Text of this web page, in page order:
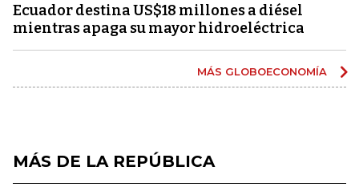
Ecuador destina US$18 millones a diésel
mientras apaga su mayor hidroeléctrica
MÁS GLOBOECONOMÍA
MÁS DE LA REPÚBLICA